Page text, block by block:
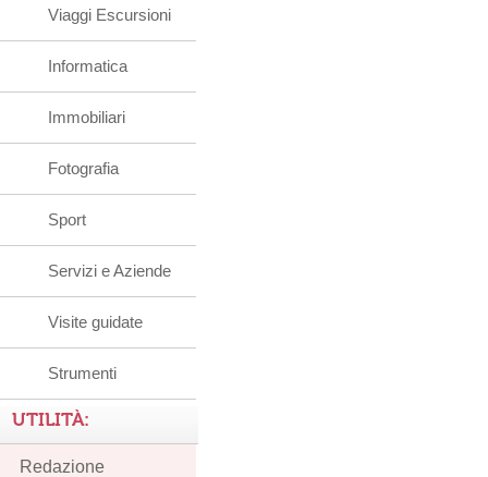
Viaggi Escursioni
Informatica
Immobiliari
Fotografia
Sport
Servizi e Aziende
Visite guidate
Strumenti
UTILITÀ:
Redazione